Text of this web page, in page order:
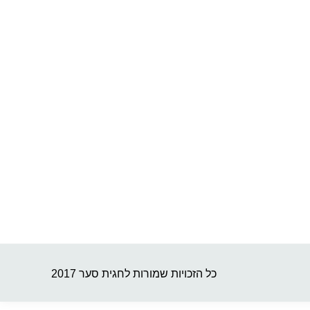
כל הזכויות שמורות לחגית סער 2017